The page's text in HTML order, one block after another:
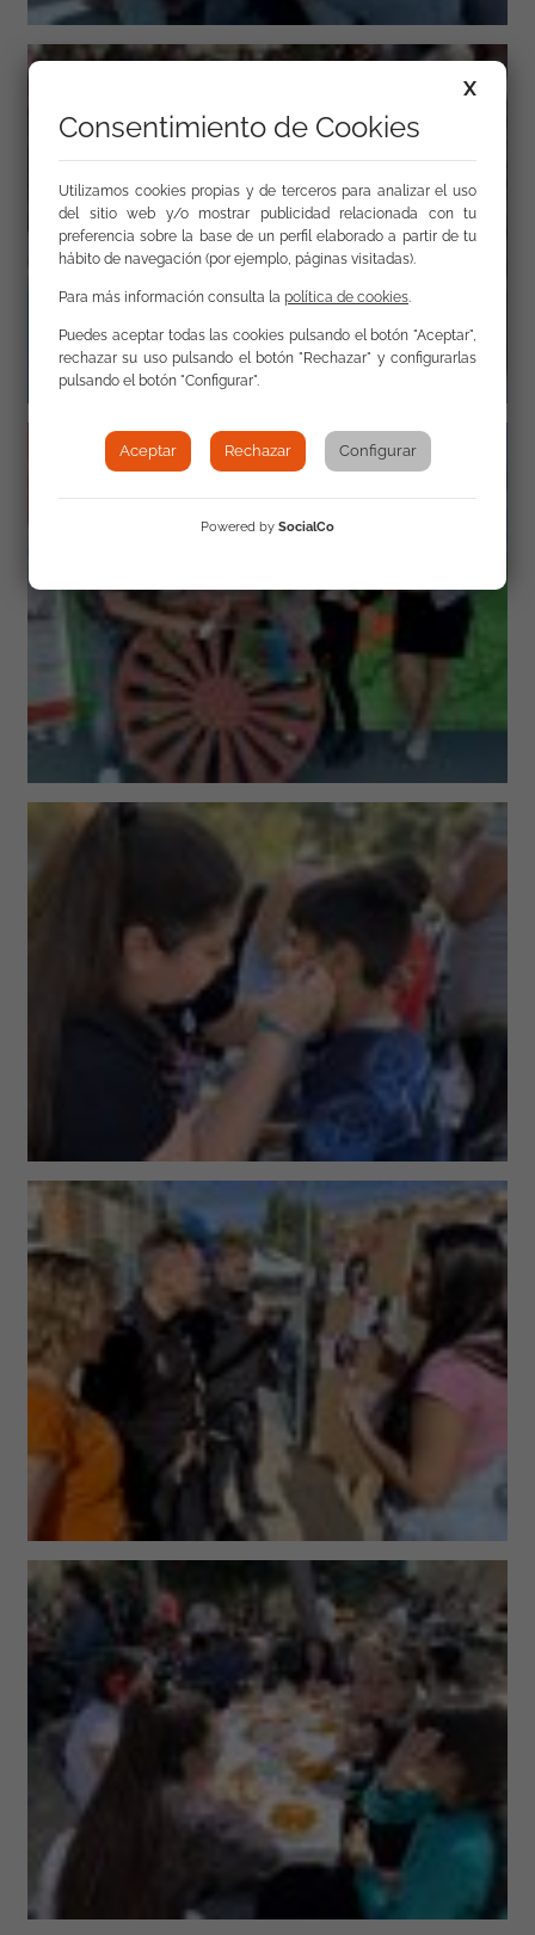
X
Consentimiento de Cookies
Utilizamos cookies propias y de terceros para analizar el uso
del sitio web y/o mostrar publicidad relacionada con tu
preferencia sobre la base de un perfil elaborado a partir de tu
hábito de navegación (por ejemplo, páginas visitadas).
Para más información consulta la política de cookies.
Puedes aceptar todas las cookies pulsando el botón "Aceptar",
rechazar su uso pulsando el botón "Rechazar" y configurarlas
pulsando el botón "Configurar".
Aceptar Rechazar Configurar
Powered by SocialCo